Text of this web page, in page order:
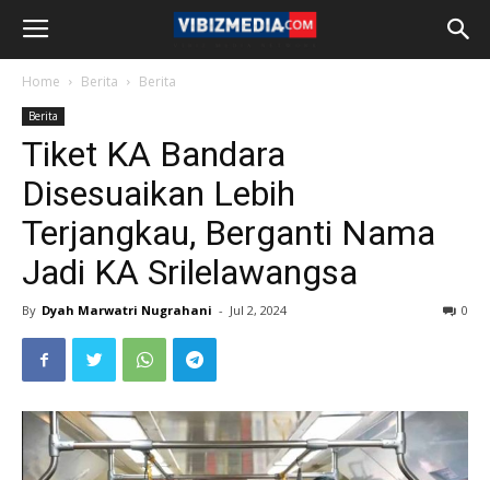
Home Berita Berita
Berita
Tiket KA Bandara
Disesuaikan Lebih
Terjangkau, Berganti Nama
Jadi KA Srilelawangsa
By Dyah Marwatri Nugrahani - Jul 2, 2024 0